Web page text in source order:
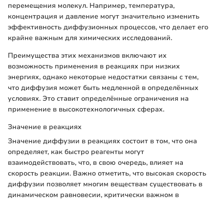
перемещения молекул. Например, температура,
концентрация и давление могут значительно изменить
эффективность диффузионных процессов, что делает его
крайне важным для химических исследований.
Преимущества этих механизмов включают их
возможность применения в реакциях при низких
энергиях, однако некоторые недостатки связаны с тем,
что диффузия может быть медленной в определённых
условиях. Это ставит определённые ограничения на
применение в высокотехнологичных сферах.
Значение в реакциях
Значение диффузии в реакциях состоит в том, что она
определяет, как быстро реагенты могут
взаимодействовать, что, в свою очередь, влияет на
скорость реакции. Важно отметить, что высокая скорость
диффузии позволяет многим веществам существовать в
динамическом равновесии, критически важном в